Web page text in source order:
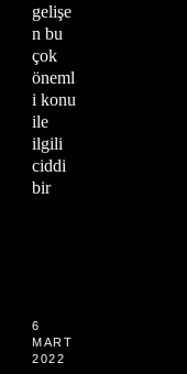
gelişe
n bu
çok
öneml
i konu
ile
ilgili
ciddi
bir
6
MART
2022